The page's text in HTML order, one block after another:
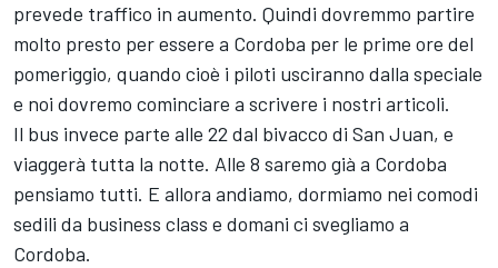
prevede traffico in aumento. Quindi dovremmo partire
molto presto per essere a Cordoba per le prime ore del
pomeriggio, quando cioè i piloti usciranno dalla speciale
e noi dovremo cominciare a scrivere i nostri articoli.
Il bus invece parte alle 22 dal bivacco di San Juan, e
viaggerà tutta la notte. Alle 8 saremo già a Cordoba
pensiamo tutti. E allora andiamo, dormiamo nei comodi
sedili da business class e domani ci svegliamo a
Cordoba.